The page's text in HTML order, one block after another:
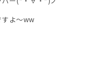
すよ～ww